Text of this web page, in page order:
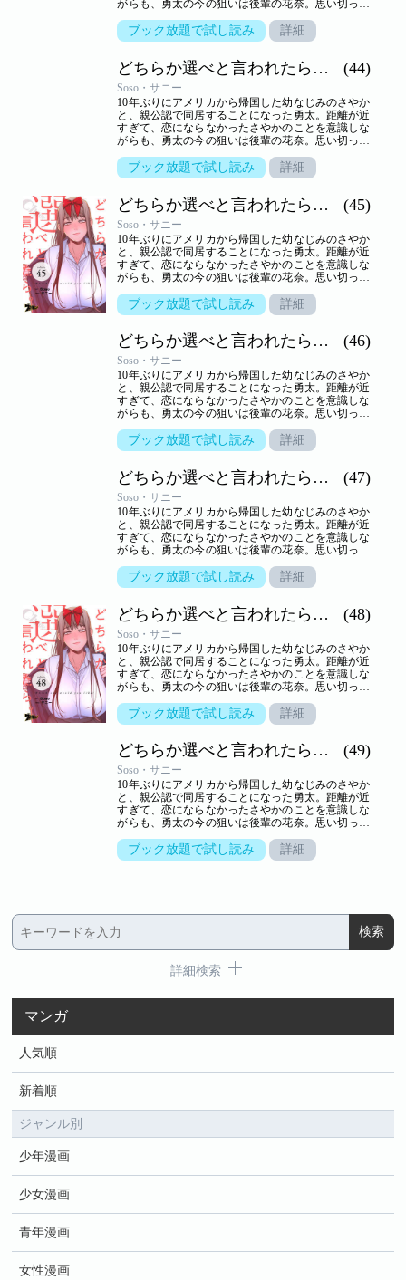
がらも、勇太の今の狙いは後輩の花奈。思い切って
しまう。しかし、さやかといっしょのところを目撃
されて以来、花奈の態度は一転。一方さやかは、一
小悪魔かわいい系と気の強い美人、二人に挟まれ、
嬉しくないわけはないけれど…。三角関係の行方は
――！？【ズズズキュン！】
ブック放題で試し読み 詳細
どちらか選べと言われたら。（フルカラー） (44)
Soso・サニー
10年ぶりにアメリカから帰国した幼なじみのさやか
と、親公認で同居することになった勇太。距離が近
すぎて、恋にならなかったさやかのことを意識しな
がらも、勇太の今の狙いは後輩の花奈。思い切って
しまう。しかし、さやかといっしょのところを目撃
されて以来、花奈の態度は一転。一方さやかは、一
小悪魔かわいい系と気の強い美人、二人に挟まれ、
嬉しくないわけはないけれど…。三角関係の行方は
――！？【ズズズキュン！】
ブック放題で試し読み 詳細
どちらか選べと言われたら。（フルカラー） (45)
Soso・サニー
10年ぶりにアメリカから帰国した幼なじみのさやか
と、親公認で同居することになった勇太。距離が近
すぎて、恋にならなかったさやかのことを意識しな
がらも、勇太の今の狙いは後輩の花奈。思い切って
しまう。しかし、さやかといっしょのところを目撃
されて以来、花奈の態度は一転。一方さやかは、一
小悪魔かわいい系と気の強い美人、二人に挟まれ、
嬉しくないわけはないけれど…。三角関係の行方は
――！？【ズズズキュン！】
ブック放題で試し読み 詳細
どちらか選べと言われたら。（フルカラー） (46)
Soso・サニー
10年ぶりにアメリカから帰国した幼なじみのさやか
と、親公認で同居することになった勇太。距離が近
すぎて、恋にならなかったさやかのことを意識しな
がらも、勇太の今の狙いは後輩の花奈。思い切って
しまう。しかし、さやかといっしょのところを目撃
されて以来、花奈の態度は一転。一方さやかは、一
小悪魔かわいい系と気の強い美人、二人に挟まれ、
嬉しくないわけはないけれど…。三角関係の行方は
――！？【ズズズキュン！】
ブック放題で試し読み 詳細
どちらか選べと言われたら。（フルカラー） (47)
Soso・サニー
10年ぶりにアメリカから帰国した幼なじみのさやか
と、親公認で同居することになった勇太。距離が近
すぎて、恋にならなかったさやかのことを意識しな
がらも、勇太の今の狙いは後輩の花奈。思い切って
しまう。しかし、さやかといっしょのところを目撃
されて以来、花奈の態度は一転。一方さやかは、一
小悪魔かわいい系と気の強い美人、二人に挟まれ、
嬉しくないわけはないけれど…。三角関係の行方は
――！？【ズズズキュン！】
ブック放題で試し読み 詳細
どちらか選べと言われたら。（フルカラー） (48)
Soso・サニー
10年ぶりにアメリカから帰国した幼なじみのさやか
と、親公認で同居することになった勇太。距離が近
すぎて、恋にならなかったさやかのことを意識しな
がらも、勇太の今の狙いは後輩の花奈。思い切って
しまう。しかし、さやかといっしょのところを目撃
されて以来、花奈の態度は一転。一方さやかは、一
小悪魔かわいい系と気の強い美人、二人に挟まれ、
嬉しくないわけはないけれど…。三角関係の行方は
――！？【ズズズキュン！】
ブック放題で試し読み 詳細
どちらか選べと言われたら。（フルカラー） (49)
Soso・サニー
10年ぶりにアメリカから帰国した幼なじみのさやか
と、親公認で同居することになった勇太。距離が近
すぎて、恋にならなかったさやかのことを意識しな
がらも、勇太の今の狙いは後輩の花奈。思い切って
しまう。しかし、さやかといっしょのところを目撃
されて以来、花奈の態度は一転。一方さやかは、一
――！？【ズズズキュン！】
ブック放題で試し読み 詳細
詳細検索
マンガ
人気順
新着順
ジャンル別
少年漫画
少女漫画
青年漫画
女性漫画